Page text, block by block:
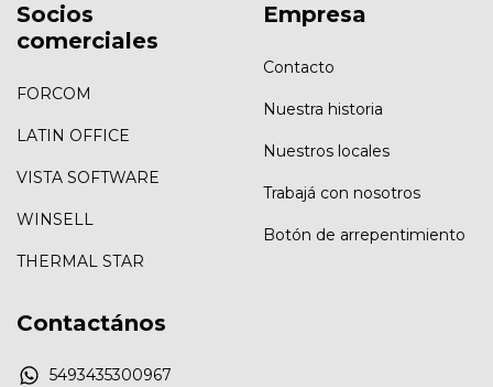
Socios
comerciales
FORCOM
LATIN OFFICE
VISTA SOFTWARE
WINSELL
THERMAL STAR
Empresa
Contacto
Nuestra historia
Nuestros locales
Trabajá con nosotros
Botón de arrepentimiento
Contactános
5493435300967